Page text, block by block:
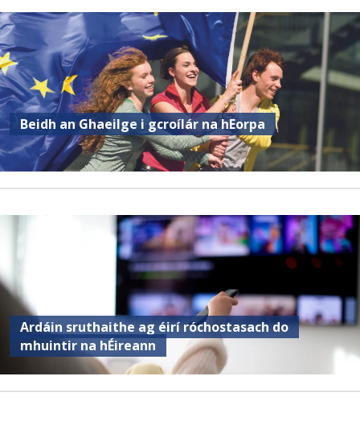
Beidh an Ghaeilge i gcroílár na hEorpa
Ardáin sruthaithe ag éirí róchostasach do
mhuintir na hÉireann